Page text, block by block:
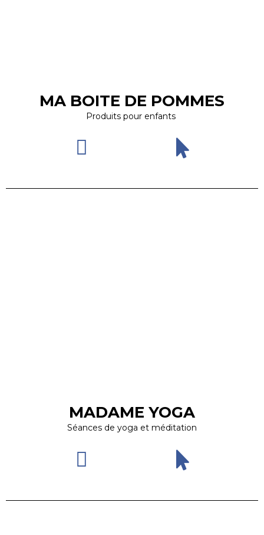
MA BOITE DE POMMES
Produits pour enfants
MADAME YOGA
Séances de yoga et méditation